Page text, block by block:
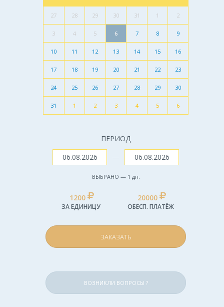
27 28 29 30 31 1 2
3 4 5 6 7 8 9
10 11 12 13 14 15 16
17 18 19 20 21 22 23
24 25 26 27 28 29 30
31 1 2 3 4 5 6
ПЕРИОД
—
ВЫБРАНО — 1 дн.
1200
ЗА ЕДИНИЦУ
20000
ОБЕСП. ПЛАТЁЖ
ЗАКАЗАТЬ
ВОЗНИКЛИ ВОПРОСЫ ?